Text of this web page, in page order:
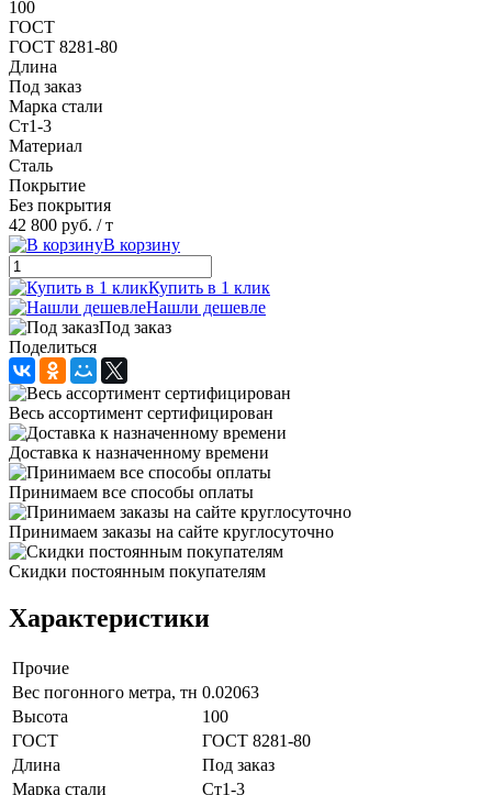
100
ГОСТ
ГОСТ 8281-80
Длина
Под заказ
Марка стали
Ст1-3
Материал
Сталь
Покрытие
Без покрытия
42 800 руб. / т
В корзину
Купить в 1 клик
Нашли дешевле
Под заказ
Поделиться
Весь ассортимент сертифицирован
Доставка к назначенному времени
Принимаем все способы оплаты
Принимаем заказы на сайте круглосуточно
Скидки постоянным покупателям
Характеристики
Прочие
Вес погонного метра, тн 0.02063
Высота
100
ГОСТ
ГОСТ 8281-80
Длина
Под заказ
Марка стали
Ст1-3